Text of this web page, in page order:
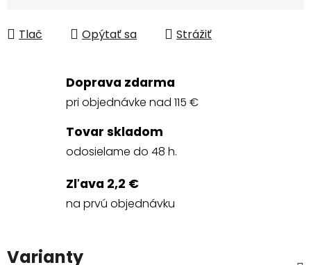
Tlač
Opýtať sa Strážiť
Doprava zdarma
pri objednávke nad 115 €
Tovar skladom
odosielame do 48 h.
Zľava 2,2 €
na prvú objednávku
Varianty